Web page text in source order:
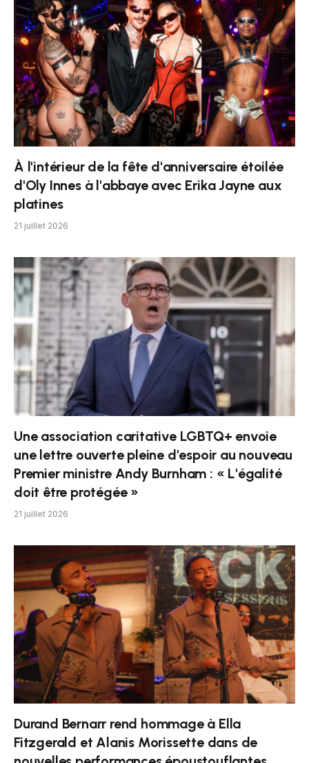
À l'intérieur de la fête d'anniversaire étoilée
d'Oly Innes à l'abbaye avec Erika Jayne aux
platines
21 juillet 2026
Une association caritative LGBTQ+ envoie
une lettre ouverte pleine d'espoir au nouveau
Premier ministre Andy Burnham : « L'égalité
doit être protégée »
21 juillet 2026
Durand Bernarr rend hommage à Ella
Fitzgerald et Alanis Morissette dans de